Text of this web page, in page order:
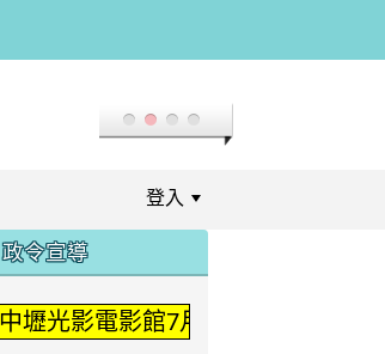
登入
政令宣導
中壢光影電影館7月「登入二次元」